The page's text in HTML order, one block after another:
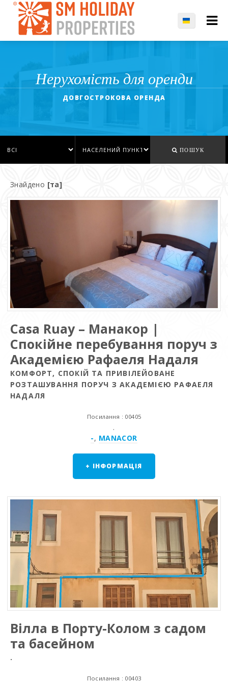
Нерухомість для оренди
ДОВГОСТРОКОВА ОРЕНДА
ПОШУК
Знайдено [та]
Casa Ruay – Манакор |
Спокійне перебування поруч з
Академією Рафаеля Надаля
КОМФОРТ, СПОКІЙ ТА ПРИВІЛЕЙОВАНЕ
РОЗТАШУВАННЯ ПОРУЧ З АКАДЕМІЄЮ РАФАЕЛЯ
НАДАЛЯ
Посилання : 00405
.
-, MANACOR
+ ІНФОРМАЦІЯ
Вілла в Порту-Колом з садом
та басейном
.
Посилання : 00403